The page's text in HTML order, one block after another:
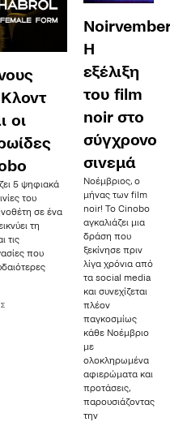
οι
5 ψηφιακά
του
σε ένα
τη
τις
που
Η
εξέλιξη
του film
noir στο
σύγχρονο
σινεμά
Νοέμβριος, ο
μήνας των film
noir! Το Cinobo
αγκαλιάζει μια
δράση που
ξεκίνησε πριν
λίγα χρόνια από
τα social media
και συνεχίζεται
πλέον
παγκοσμίως
κάθε Νοέμβριο
με
ολοκληρωμένα
αφιερώματα και
προτάσεις,
παρουσιάζοντας
την